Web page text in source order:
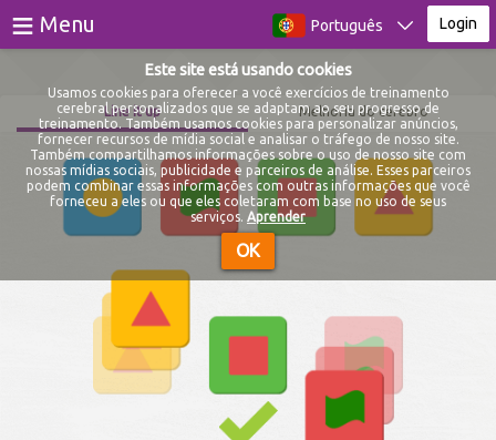
Jogos
Testes
Blog
Sobre
Login
Registro
≡ Menu Português Login
Line it up Melhoria do cérebro
Este site está usando cookies
Usamos cookies para oferecer a você exercícios de treinamento
cerebral personalizados que se adaptam ao seu progresso de
treinamento. Também usamos cookies para personalizar anúncios,
fornecer recursos de mídia social e analisar o tráfego de nosso site.
Também compartilhamos informações sobre o uso de nosso site com
nossas mídias sociais, publicidade e parceiros de análise. Esses parceiros
podem combinar essas informações com outras informações que você
forneceu a eles ou que eles coletaram com base no uso de seus
serviços. Aprender
OK